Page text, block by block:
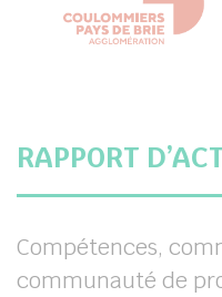
RAPPORT
Compétences,
communauté de